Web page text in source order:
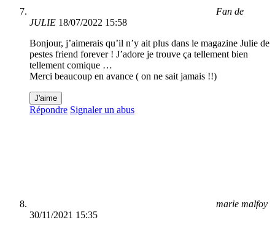
Fan de
JULIE 18/07/2022 15:58
Bonjour, j’aimerais qu’il n’y ait plus dans le magazine Julie de
pestes friend forever ! J’adore je trouve ça tellement bien
tellement comique …
Merci beaucoup en avance ( on ne sait jamais !!)
J'aime
Répondre Signaler un abus
marie malfoy
30/11/2021 15:35